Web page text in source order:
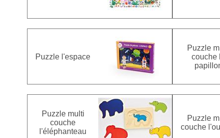
Puzzle l'espace
Puzzle
couche
Puzzle multi
couche
l'éléphanteau
Puzzle
couche